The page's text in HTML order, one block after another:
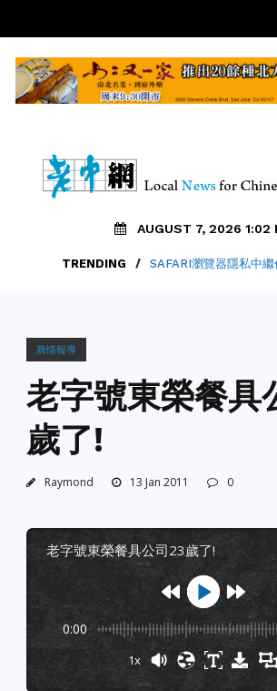
AUGUST 7, 2026 1:02
TRENDING / SAFARI瀏覽器隱私中
商情報導
老字號東榮餐具
歲了!
Raymond 13 Jan 2011 0
老字號東榮餐具公司23歲了!
0:00
1x